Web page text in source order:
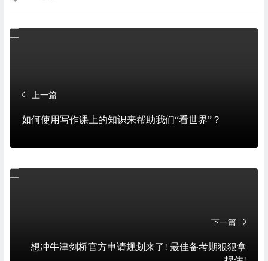
签
上一篇
如何使用写作课上的知识来帮助我们“看世界”？
下一篇
想冲牛津剑桥官方申请规划来了! 最佳备考期狠狠拿